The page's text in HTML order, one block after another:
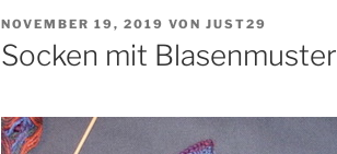
VERÖFFENTLICHT
AM
NOVEMBER 19, 2019 VON JUST29
Socken mit Blasenmuster